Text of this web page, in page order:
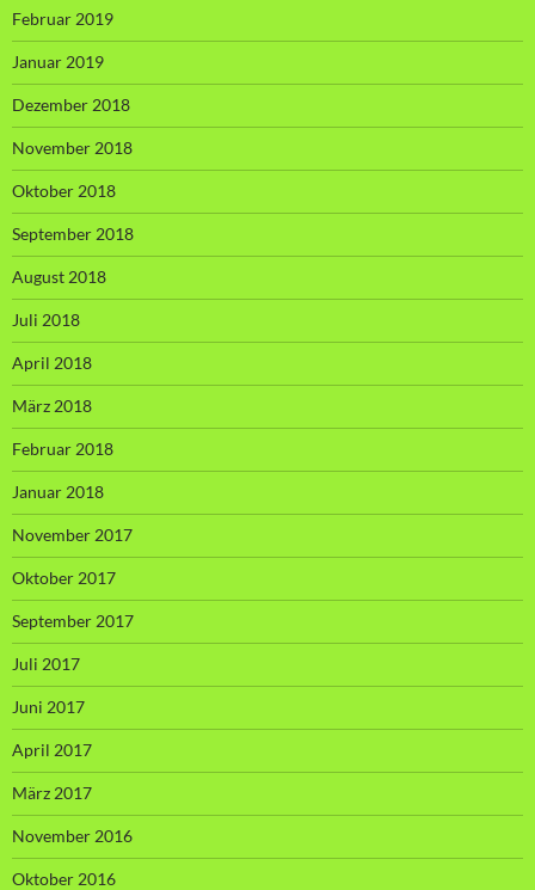
Februar 2019
Januar 2019
Dezember 2018
November 2018
Oktober 2018
September 2018
August 2018
Juli 2018
April 2018
März 2018
Februar 2018
Januar 2018
November 2017
Oktober 2017
September 2017
Juli 2017
Juni 2017
April 2017
März 2017
November 2016
Oktober 2016